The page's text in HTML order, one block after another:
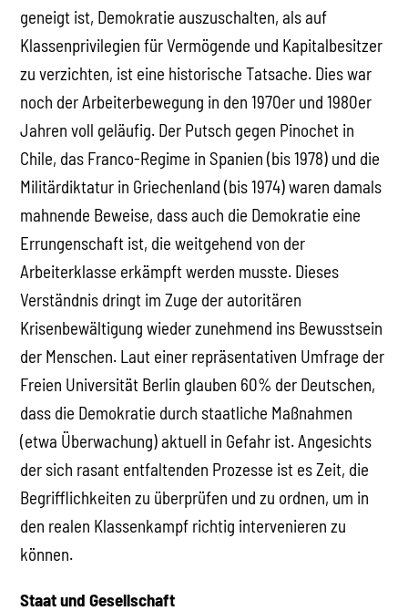
geneigt ist, Demokratie auszuschalten, als auf
Klassenprivilegien für Vermögende und Kapitalbesitzer
zu verzichten, ist eine historische Tatsache. Dies war
noch der Arbeiterbewegung in den 1970er und 1980er
Jahren voll geläufig. Der Putsch gegen Pinochet in
Chile, das Franco-Regime in Spanien (bis 1978) und die
Militärdiktatur in Griechenland (bis 1974) waren damals
mahnende Beweise, dass auch die Demokratie eine
Errungenschaft ist, die weitgehend von der
Arbeiterklasse erkämpft werden musste. Dieses
Verständnis dringt im Zuge der autoritären
Krisenbewältigung wieder zunehmend ins Bewusstsein
der Menschen. Laut einer repräsentativen Umfrage der
Freien Universität Berlin glauben 60% der Deutschen,
dass die Demokratie durch staatliche Maßnahmen
(etwa Überwachung) aktuell in Gefahr ist. Angesichts
der sich rasant entfaltenden Prozesse ist es Zeit, die
Begrifflichkeiten zu überprüfen und zu ordnen, um in
den realen Klassenkampf richtig intervenieren zu
können.
Staat und Gesellschaft